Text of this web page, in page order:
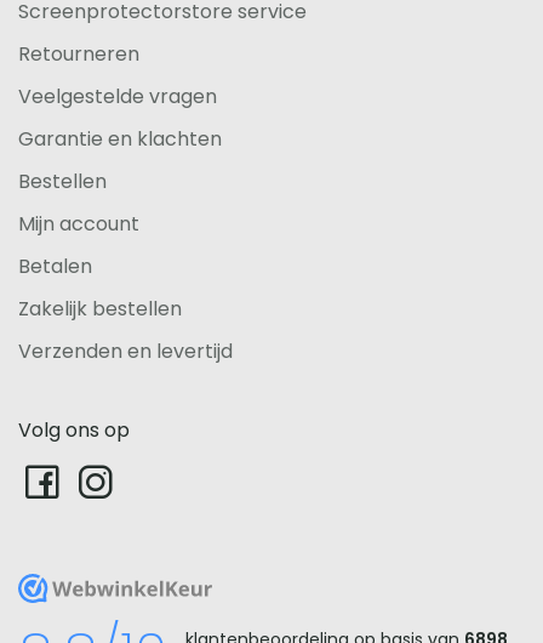
Screenprotectorstore service
Retourneren
Veelgestelde vragen
Garantie en klachten
Bestellen
Mijn account
Betalen
Zakelijk bestellen
Verzenden en levertijd
Volg ons op
WebwinkelKeur